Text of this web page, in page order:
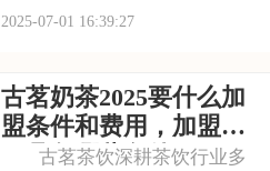
和丰富的产品线，覆盖了广泛
投资者心动不已。那么，加盟
蜜雪冰城需要多少费用呢？下
面就来看看加盟蜜雪
2025-07-01 16:39:27
古茗奶茶2025要什么加
盟条件和费用，加盟需
要具备哪些条件
古茗茶饮深耕茶饮行业多